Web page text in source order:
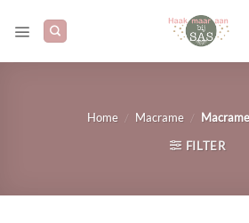
naar
Home / Macrame /
FILTER